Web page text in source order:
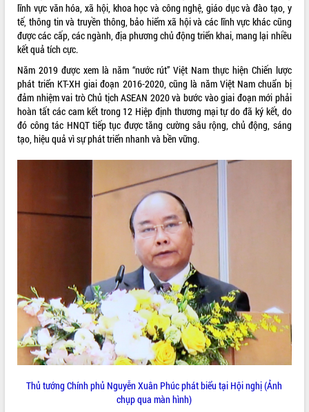
lĩnh vực văn hóa, xã hội, khoa học và công nghệ, giáo dục và đào tạo, y
tế, thông tin và truyền thông, bảo hiểm xã hội và các lĩnh vực khác cũng
được các cấp, các ngành, địa phương chủ động triển khai, mang lại nhiều
kết quả tích cực.
Năm 2019 được xem là năm “nước rút” Việt Nam thực hiện Chiến lược
phát triển KT-XH giai đoạn 2016-2020, cũng là năm Việt Nam chuẩn bị
đảm nhiệm vai trò Chủ tịch ASEAN 2020 và bước vào giai đoạn mới phải
hoàn tất các cam kết trong 12 Hiệp định thương mại tự do đã ký kết, do
đó công tác HNQT tiếp tục được tăng cường sâu rộng, chủ động, sáng
tạo, hiệu quả vì sự phát triển nhanh và bền vững.
Thủ tướng Chính phủ Nguyễn Xuân Phúc phát biểu tại Hội nghị (Ảnh
chụp qua màn hình)